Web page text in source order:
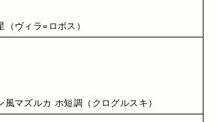
（ヴィラ=ロボス）
風マズルカ ホ短調（クログルスキ）